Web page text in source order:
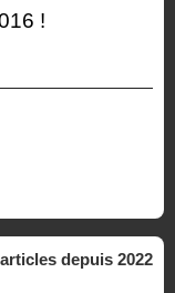
!
depuis 2022